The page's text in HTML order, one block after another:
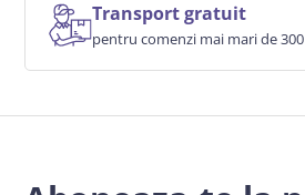
Transport gratuit
pentru comenzi mai mari de